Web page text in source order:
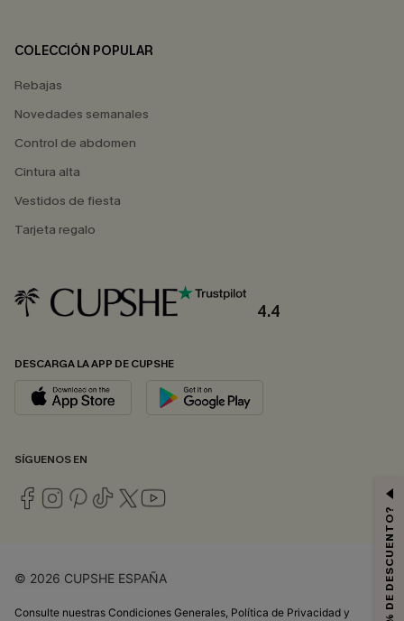
COLECCIÓN POPULAR
Rebajas
Novedades semanales
Control de abdomen
Cintura alta
Vestidos de fiesta
Tarjeta regalo
4.4
DESCARGA LA APP DE CUPSHE
SÍGUENOS EN
© 2026 CUPSHE ESPAÑA
Consulte nuestras Condiciones Generales Política de Privacidad y